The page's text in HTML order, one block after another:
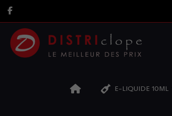
E-LIQUIDE 10ML